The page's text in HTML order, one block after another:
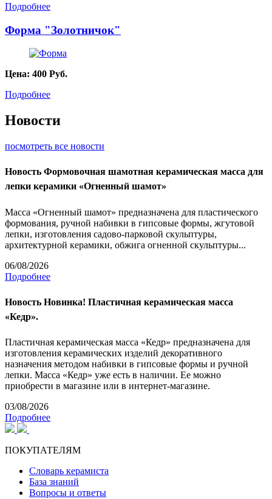
Подробнее
Форма "Золотничок"
Цена: 400 Руб.
Подробнее
Новости
посмотреть все новости
Новость Формовочная шамотная керамическая масса для
лепки керамики «Огненный шамот»
Масса «Огненный шамот» предназначена для пластического
формования, ручной набивки в гипсовые формы, жгутовой
лепки, изготовления садово-парковой скульптуры,
архитектурной керамики, обжига огненной скульптуры...
06/08/2026
Подробнее
Новость Новинка! Пластичная керамическая масса
«Кедр».
Пластичная керамическая масса «Кедр» предназначена для
изготовления керамических изделий декоративного
назначения методом набивки в гипсовые формы и ручной
лепки. Масса «Кедр» уже есть в наличии. Ее можно
приобрести в магазине или в интернет-магазине.
03/08/2026
Подробнее
ПОКУПАТЕЛЯМ
Словарь керамиста
База знаний
Вопросы и ответы